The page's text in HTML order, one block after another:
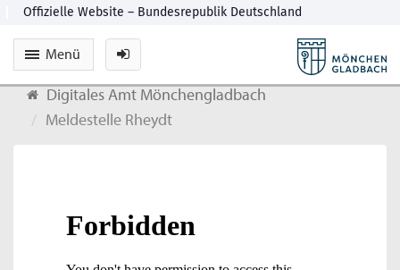
Menü
Digitales Amt Mönchengladbach
Meldestelle Rheydt